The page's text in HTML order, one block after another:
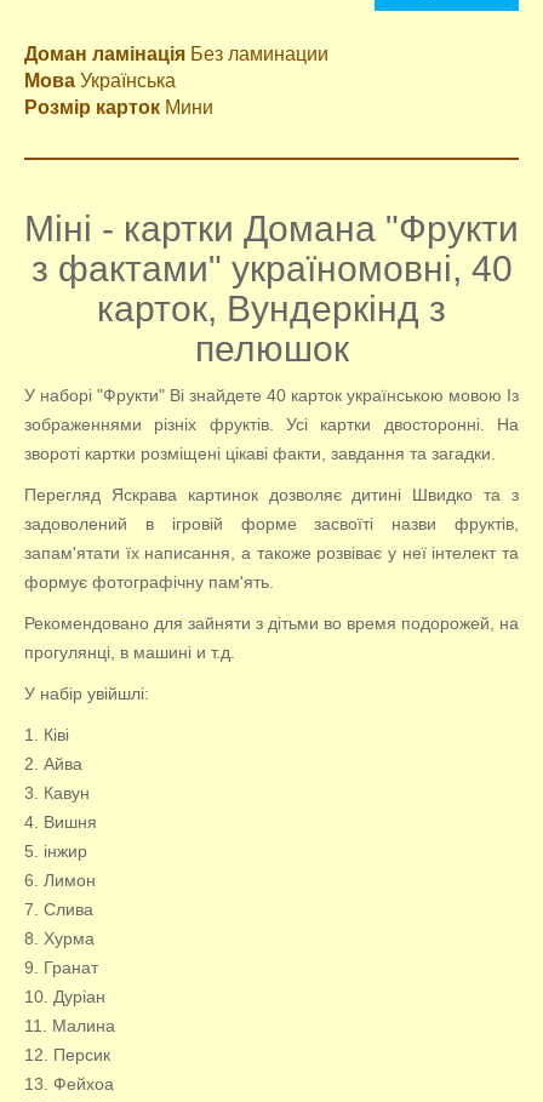
Доман ламінація Без ламинации
Мова Українська
Розмір карток Мини
Міні - картки Домана "Фрукти
з фактами" україномовні, 40
карток, Вундеркінд з
пелюшок
У наборі "Фрукти" Ві знайдете 40 карток українською мовою Із
зображеннями різніх фруктів. Усі картки двосторонні. На
звороті картки розміщені цікаві факти, завдання та загадки.
Перегляд Яскрава картинок дозволяє дитині Швидко та з
задоволений в ігровій форме засвоїті назви фруктів,
запам'ятати їх написання, а такоже розвіває у неї інтелект та
формує фотографічну пам'ять.
Рекомендовано для зайняти з дітьми во время подорожей, на
прогулянці, в машині и т.д.
У набір увійшлі:
1. Ківі
2. Айва
3. Кавун
4. Вишня
5. інжир
6. Лимон
7. Слива
8. Хурма
9. Гранат
10. Дуріан
11. Малина
12. Персик
13. Фейхоа